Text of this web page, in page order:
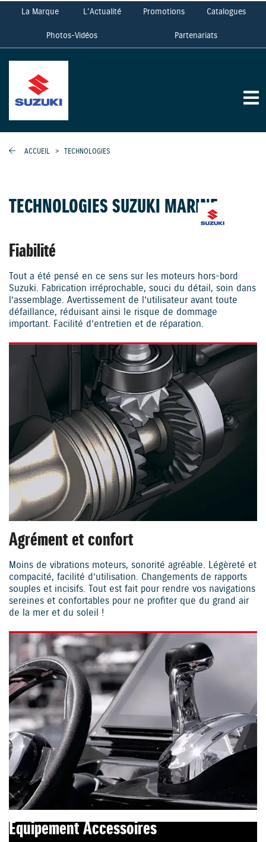
La Marque L'Actualité Promotions Catalogues
Photos-Vidéos Partenariats
ACCUEIL > TECHNOLOGIES
TECHNOLOGIES SUZUKI MARINE
Fiabilité
Tout a été pensé en ce sens sur les moteurs hors-bord
Suzuki. Fabrication irréprochable, souci du détail, soin dans
l’assemblage. Avertissement de l’utilisateur avant toute
défaillance, réduisant ainsi le risque de dommage
important. Facilité d’entretien et de réparation.
Agrément et confort
Moins de vibrations moteurs, sonorité agréable. Légèreté et
compacité, facilité d’utilisation. Changements de rapports
souples et incisifs. Tout est fait pour rendre vos navigations
sereines et confortables pour ne profiter que du grand air
de la mer et du soleil !
Equipement Accessoires